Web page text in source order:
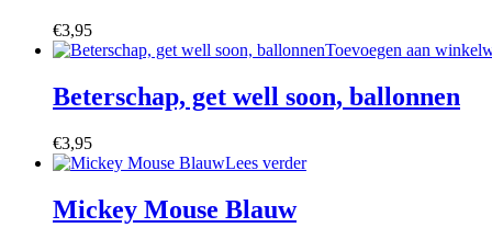
€3,95
Toevoegen aan
Beterschap, get well soon, ballonnen
€3,95
Lees verder
Mickey Mouse Blauw